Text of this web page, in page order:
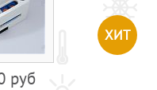
ХИТ
руб